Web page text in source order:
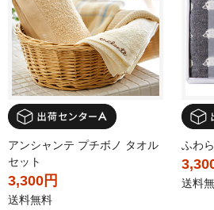
アンシャンテ プチボノ タオル
セット
3,300円
送料無料
ふわ
送料